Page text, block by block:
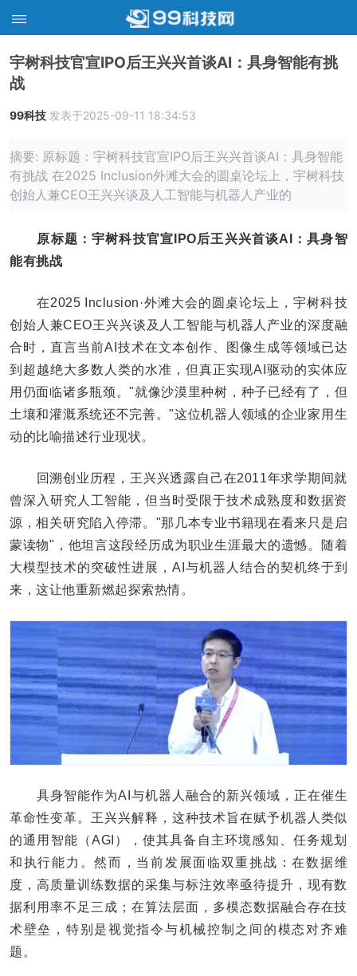
宇树科技官宣IPO后王兴兴首谈AI：具身智能有挑
战
99科技 发表于2025-09-11 18:34:53
摘要: 原标题：宇树科技官宣IPO后王兴兴首谈AI：具身智能
有挑战 在2025 Inclusion外滩大会的圆桌论坛上，宇树科技
创始人兼CEO王兴兴谈及人工智能与机器人产业的
原标题：宇树科技官宣IPO后王兴兴首谈AI：具身智
能有挑战
在2025 Inclusion·外滩大会的圆桌论坛上，宇树科技
创始人兼CEO王兴兴谈及人工智能与机器人产业的深度融
合时，直言当前AI技术在文本创作、图像生成等领域已达
到超越绝大多数人类的水准，但真正实现AI驱动的实体应
用仍面临诸多瓶颈。"就像沙漠里种树，种子已经有了，但
土壤和灌溉系统还不完善。"这位机器人领域的企业家用生
动的比喻描述行业现状。
回溯创业历程，王兴兴透露自己在2011年求学期间就
曾深入研究人工智能，但当时受限于技术成熟度和数据资
源，相关研究陷入停滞。"那几本专业书籍现在看来只是启
蒙读物"，他坦言这段经历成为职业生涯最大的遗憾。随着
大模型技术的突破性进展，AI与机器人结合的契机终于到
来，这让他重新燃起探索热情。
具身智能作为AI与机器人融合的新兴领域，正在催生
革命性变革。王兴兴解释，这种技术旨在赋予机器人类似
的通用智能（AGI），使其具备自主环境感知、任务规划
和执行能力。然而，当前发展面临双重挑战：在数据维
度，高质量训练数据的采集与标注效率亟待提升，现有数
据利用率不足三成；在算法层面，多模态数据融合存在技
术壁垒，特别是视觉指令与机械控制之间的模态对齐难
题。